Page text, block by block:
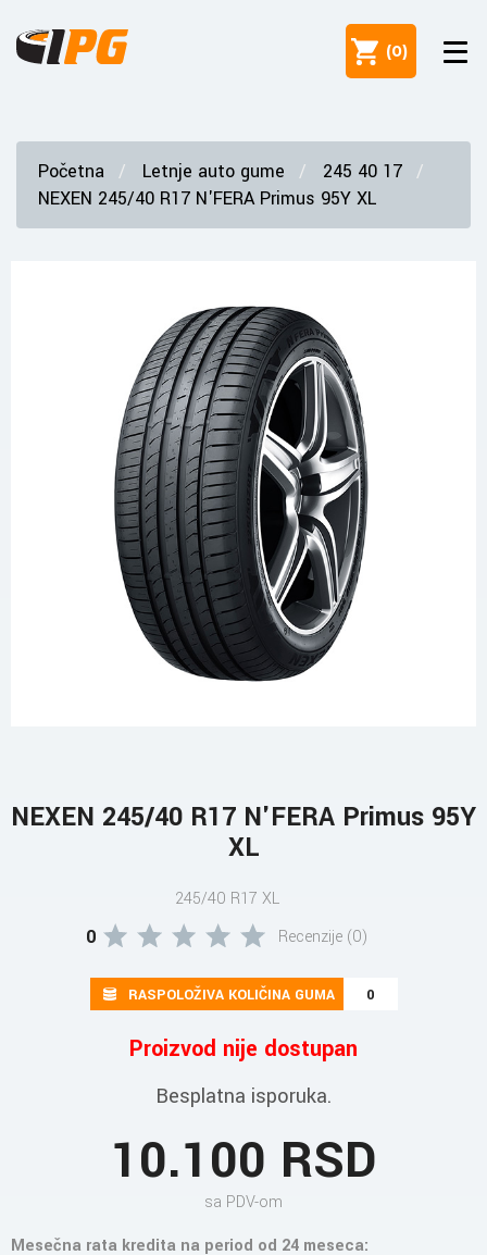
(0)
Početna Letnje auto gume
245 40 17
NEXEN 245/40 R17 N'FERA Primus 95Y XL
NEXEN 245/40 R17 N'FERA Primus 95Y
XL
245/40 R17 XL
0 Recenzije (0)
RASPOLOŽIVA KOLIČINA GUMA 0
Proizvod nije dostupan
Besplatna isporuka.
10.100 RSD
sa PDV-om
Mesečna rata kredita na period od 24 meseca: